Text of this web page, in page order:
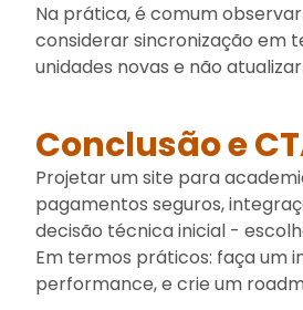
Na prática, é comum
considerar sincronização em
unidades novas e não
Conclusão e
Projetar um site para
pagamentos seguros,
decisão técnica inicial -
Em termos práticos: faça um
performance, e crie um